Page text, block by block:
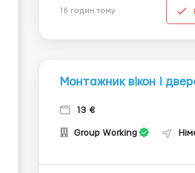
16 годин тому
Монтажник вікон і
13 €
Group Working